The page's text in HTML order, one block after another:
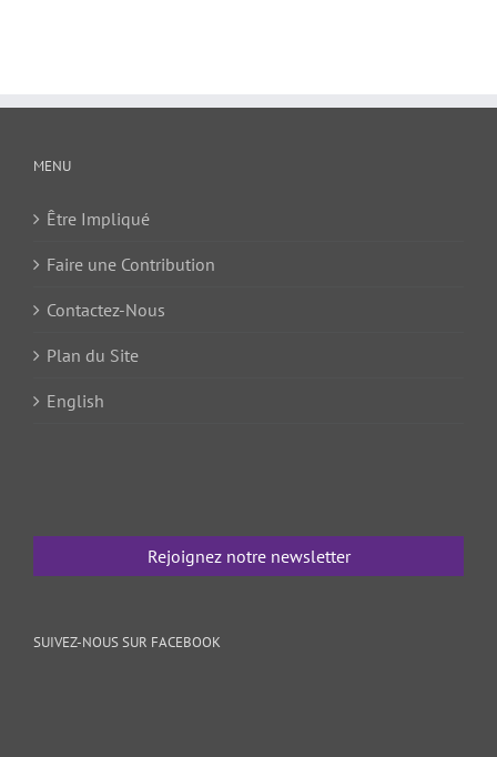
MENU
Être Impliqué
Faire une Contribution
Contactez-Nous
Plan du Site
English
Rejoignez notre newsletter
SUIVEZ-NOUS SUR FACEBOOK